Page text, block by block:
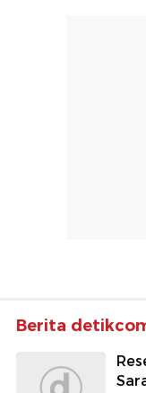
Berita